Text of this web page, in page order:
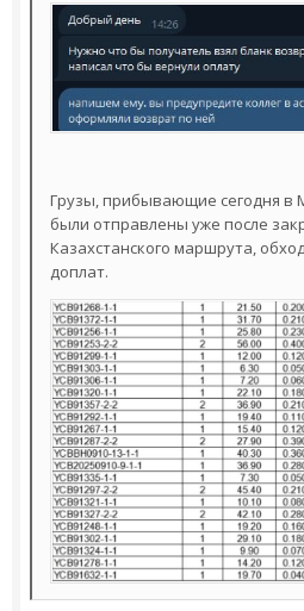
Грузы, прибывающие сегодня в
были отправлены уже после
Казахстанского маршрута,
доплат.